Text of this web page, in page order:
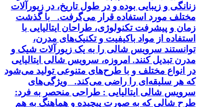
زنانگی و زیبایی بوده و در طول تاریخ، در زیورآلات
مختلف مورد استفاده قرار می‌گرفت. با گذشت
زمان و پیشرفت تکنولوژی، طراحان ایتالیایی با
استفاده از مواد باکیفیت و تکنیک‌های مدرن،
توانستند سرویس شالی را به یک زیورآلات شیک و
مدرن تبدیل کنند. امروزه، سرویس شالی ایتالیایی
در انواع مختلف و با طرح‌های متنوعی تولید می‌شود
که هر سلیقه‌ای را راضی می‌کند. ویژگی‌های
سرویس شالی ایتالیایی : طراحی منحصر به فرد:
طرح شالی که به صورت پیچیده و هماهنگ به هم